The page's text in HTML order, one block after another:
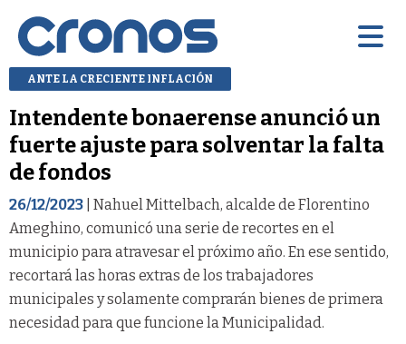
ANTE LA CRECIENTE INFLACIÓN
Intendente bonaerense anunció un
fuerte ajuste para solventar la falta
de fondos
26/12/2023 | Nahuel Mittelbach, alcalde de Florentino
Ameghino, comunicó una serie de recortes en el
municipio para atravesar el próximo año. En ese sentido,
recortará las horas extras de los trabajadores
municipales y solamente comprarán bienes de primera
necesidad para que funcione la Municipalidad.